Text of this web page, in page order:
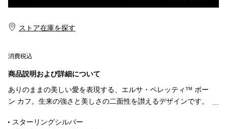
消費税込
ストア在庫を探す​​
商品説明および詳細について
ありのままの美しい愛を表現する、エルサ・ペレッティ™ ボー
ン カフ。生来の強さと美しさの二面性を讃えるデザインです。
骨堂や、魅了されていたアントニオ・ガウディの有機的な建築
スターリングシルバー